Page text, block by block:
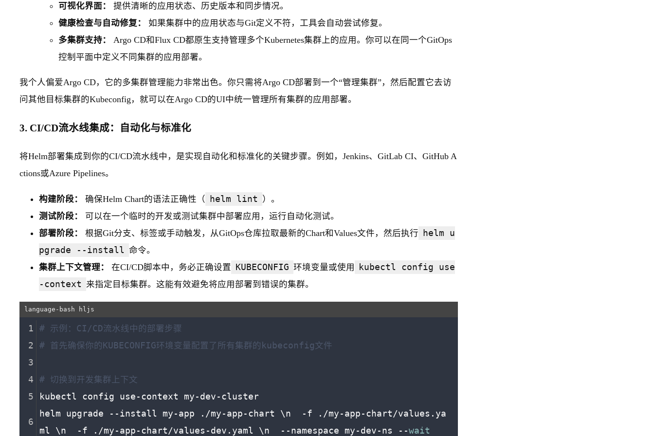
可视化界面：
提供清晰的应用状态、历史版本和同步情况。
健康检查与自动修复：
如果集群中的应用状态与Git定义不符，工具会自动尝试修复。
多集群支持：
Argo CD和Flux CD都原生支持管理多个Kubernetes集群上的应用。你可以在同一个GitOps
控制平面中定义不同集群的应用部署。
我个人偏爱Argo CD，它的多集群管理能力非常出色。你只需将Argo CD部署到一个“管理集群”，然后配置它去访
问其他目标集群的Kubeconfig，就可以在Argo CD的UI中统一管理所有集群的应用部署。
3. CI/CD流水线集成：自动化与标准化
将Helm部署集成到你的CI/CD流水线中，是实现自动化和标准化的关键步骤。例如，Jenkins、GitLab CI、GitHub A
ctions或Azure Pipelines。
构建阶段： 确保Helm Chart的语法正确性（ helm lint ）。
测试阶段：
可以在一个临时的开发或测试集群中部署应用，运行自动化测试。
部署阶段：
根据Git分支、标签或手动触发，从GitOps仓库拉取最新的Chart和Values文件，然后执行
helm u
pgrade --install 命令。
集群上下文管理：
在CI/CD脚本中，务必正确设置 KUBECONFIG 环境变量或使用
kubectl config use
-context 来指定目标集群。这能有效避免将应用部署到错误的集群。
# 示例：CI/CD流水线中的部署步骤
# 首先确保你的KUBECONFIG环境变量配置了所有集群的kubeconfig文件
# 切换到开发集群上下文
kubectl config use-context my-dev-cluster
helm upgrade --install my-app ./my-app-chart \n  -f ./my-app-chart/values.ya
ml \n  -f ./my-app-chart/values-dev.yaml \n  --namespace my-dev-ns --wait